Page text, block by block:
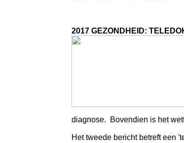
2017 GEZONDHEID:
diagnose. Bovendien is het
Het tweede bericht betreft een